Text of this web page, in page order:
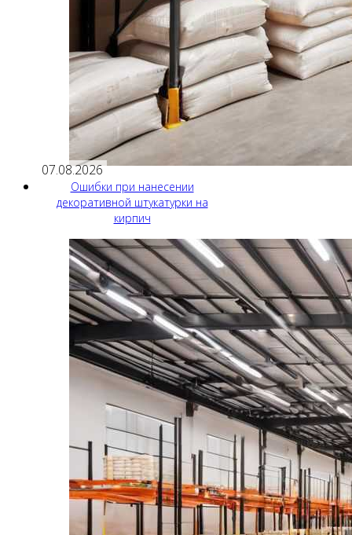
07.08.2026
Ошибки при нанесении
декоративной штукатурки на
кирпич